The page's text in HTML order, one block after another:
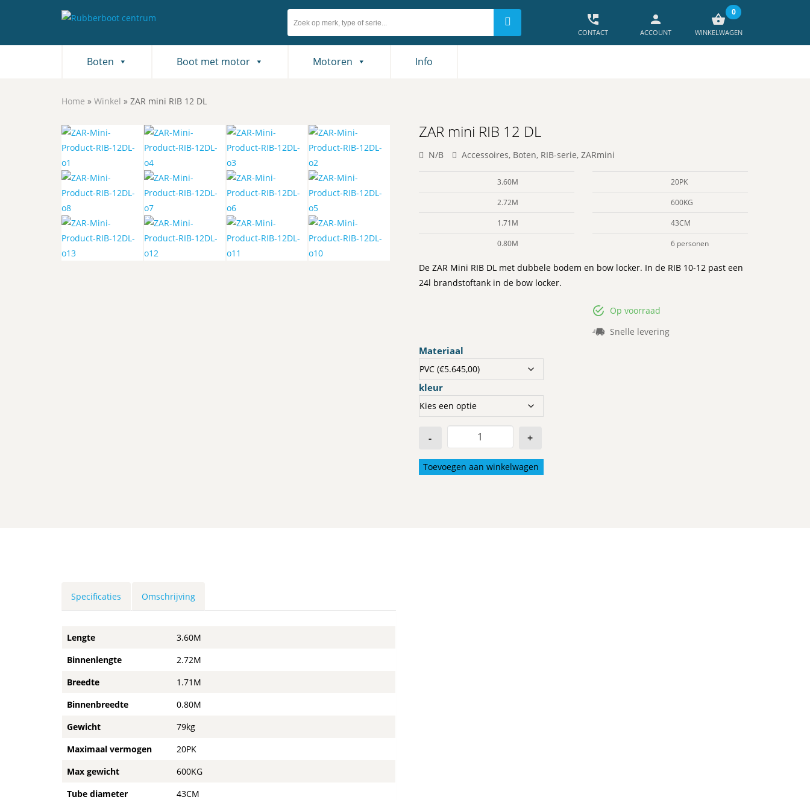
perm_phone_msg
CONTACT
person
ACCOUNT
shopping_basket
WINKELWAGEN
0
Boten Boot met motor Motoren Info
Home » Winkel » ZAR mini RIB 12 DL
ZAR mini RIB 12 DL
N/B Accessoires, Boten, RIB-serie, ZARmini
3.60M
2.72M
1.71M
0.80M
20PK
600KG
43CM
6 personen
De ZAR Mini RIB DL met dubbele bodem en bow locker. In de RIB 10-12 past een
24l brandstoftank in de bow locker.
Materiaal
kleur
Op voorraad
Snelle levering
- +
Toevoegen aan winkelwagen
Specificaties Omschrijving
Lengte
3.60M
Binnenlengte
2.72M
Breedte
1.71M
Binnenbreedte
0.80M
Gewicht
79kg
Maximaal vermogen
20PK
Max gewicht
600KG
Tube diameter
43CM